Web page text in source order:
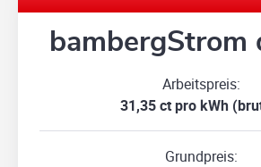
bambergStrom
Arbeitspreis:
31,35 ct pro kWh
Grundpreis: